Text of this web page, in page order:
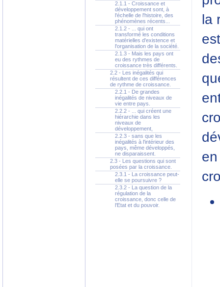
2.1.1 - Croissance et
développement sont, à
l'échelle de l'histoire, des
phénomènes récents...
2.1.2 - ... qui ont
transformé les conditions
matérielles d'existence et
l'organisation de la société.
2.1.3 - Mais les pays ont
eu des rythmes de
croissance très différents.
2.2 - Les inégalités qui
résultent de ces différences
de rythme de croissance.
2.2.1 - De grandes
inégalités de niveaux de
vie entre pays.
2.2.2 - ... qui créent une
hiérarchie dans les
niveaux de
développement,
2.2.3 - sans que les
inégalités à l'intérieur des
pays, même développés,
ne disparaissent.
2.3 - Les questions qui sont
posées par la croissance.
2.3.1 - La croissance peut-
elle se poursuivre ?
2.3.2 - La question de la
régulation de la
croissance, donc celle de
l'Etat et du pouvoir.
la